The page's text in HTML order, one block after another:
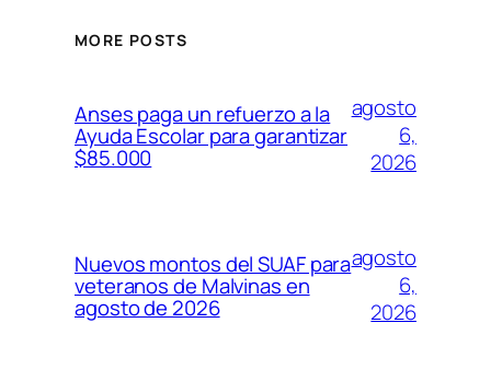
MORE POSTS
Anses paga un refuerzo a la
Ayuda Escolar para garantizar
$85.000
agosto
6,
2026
Nuevos montos del SUAF para
veteranos de Malvinas en
agosto de 2026
agosto
6,
2026